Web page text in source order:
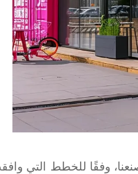
وفقًا للخطط التي وافقت